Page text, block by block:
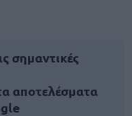
σημαντικές
αποτελέσματα